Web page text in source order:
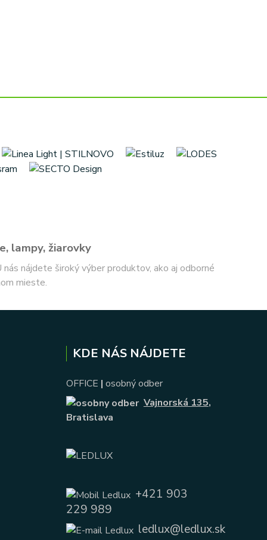
lampy, žiarovky
nájdete široký výber produktov, ako aj odborné
mieste.
KDE NÁS NÁJDETE
OFFICE | osobný odber
Vajnorská 135,
Bratislava
+421 903
229 989
ledlux@ledlux.sk